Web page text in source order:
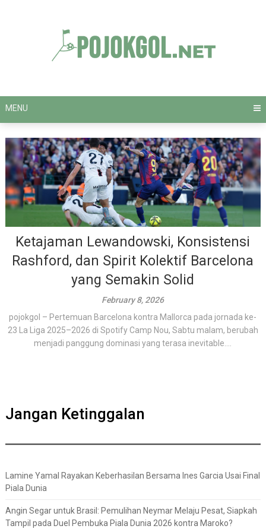
MENU
Ketajaman Lewandowski, Konsistensi
Rashford, dan Spirit Kolektif Barcelona
yang Semakin Solid
February 8, 2026
pojokgol – Pertemuan Barcelona kontra Mallorca pada jornada ke-
23 La Liga 2025–2026 di Spotify Camp Nou, Sabtu malam, berubah
menjadi panggung dominasi yang terasa inevitable....
Jangan Ketinggalan
Lamine Yamal Rayakan Keberhasilan Bersama Ines Garcia Usai Final
Piala Dunia
Angin Segar untuk Brasil: Pemulihan Neymar Melaju Pesat, Siapkah
Tampil pada Duel Pembuka Piala Dunia 2026 kontra Maroko?